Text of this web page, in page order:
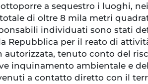
a sequestro i luoghi,
di oltre 8 mila metri
individuati sono stati
Repubblica per il reato di
autorizzata, tenuto conto del
inquinamento ambientale e
a contatto diretto con il